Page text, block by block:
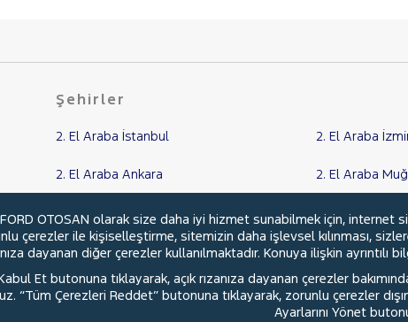
Şehirler
2. El Araba İstanbul 2. El Araba
2. El Araba Ankara 2. El Araba
2. El Araba Balıkesir 2. El Araba
2. El Araba Kocaeli 2. El Araba
2. El Araba Samsun Tüm Şehirler
OTOSAN olarak size daha iyi hizmet sunabilmek için,
çerezler ile kişiselleştirme, sitemizin daha işlevsel kılınması,
dayanan diğer çerezler kullanılmaktadır. Konuya ilişkin ayrıntılı
Et butonuna tıklayarak, açık rızanıza dayanan çerezler
“Tüm Çerezleri Reddet” butonuna tıklayarak, zorunlu çerezler
Ayarlarını Yönet